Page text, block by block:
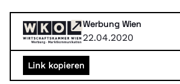
Werbung Wien
22.04.2020
Link kopieren